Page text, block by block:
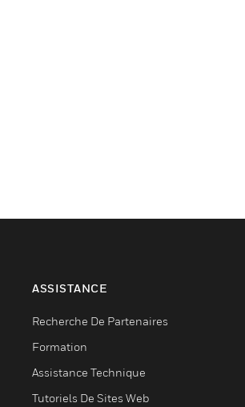
ASSISTANCE
Recherche De Partenaires
Formation
Assistance Technique
Tutoriels De Sites Web